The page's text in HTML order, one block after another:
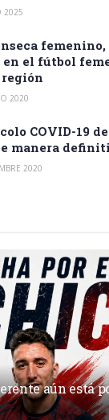
2025
el fútbol
2020
COVID-19
manera
2020
aún está